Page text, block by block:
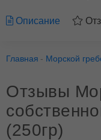
Описание
Главная Морской
Отзывы
(250гр)